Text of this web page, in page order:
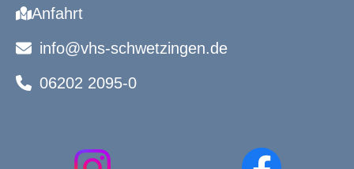
Anfahrt
info@vhs-schwetzingen.de
06202 2095-0